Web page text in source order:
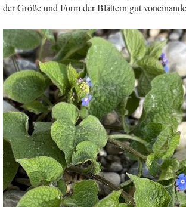
der Größe und Form der Blättern gut